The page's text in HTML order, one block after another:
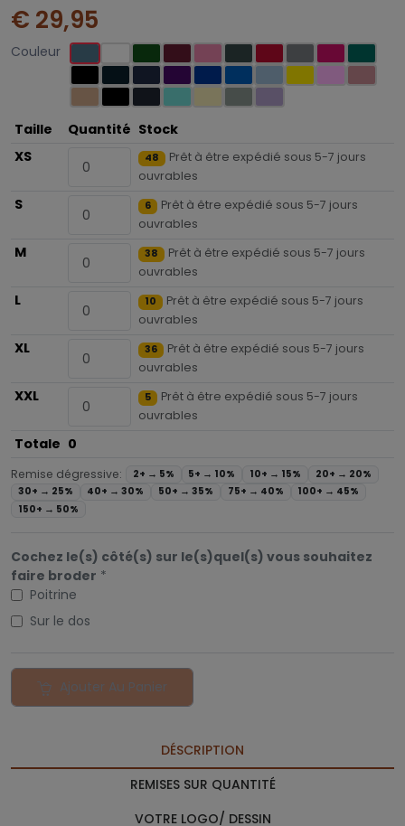
€ 29,95
Couleur
Taille Quantité Stock
XS
48
Prêt à être expédié sous 5-7 jours
ouvrables
S 6
Prêt à être expédié sous 5-7 jours
ouvrables
M 38
Prêt à être expédié sous 5-7 jours
ouvrables
L 10
Prêt à être expédié sous 5-7 jours
ouvrables
XL 36
Prêt à être expédié sous 5-7 jours
ouvrables
XXL 5
Prêt à être expédié sous 5-7 jours
ouvrables
Totale 0
Remise dégressive: 2+ → 5% 5+ → 10% 10+ → 15% 20+ → 20%
30+ → 25% 40+ →30% 50+ →35% 75+ → 40% 100+ → 45%
150+ → 50%
Cochez le(s) côté(s) sur le(s)quel(s) vous souhaitez
faire broder *
Poitrine
Sur le dos
Ajouter Au Panier
DÉSCRIPTION
REMISES SUR QUANTITÉ
VOTRE LOGO/ DESSIN